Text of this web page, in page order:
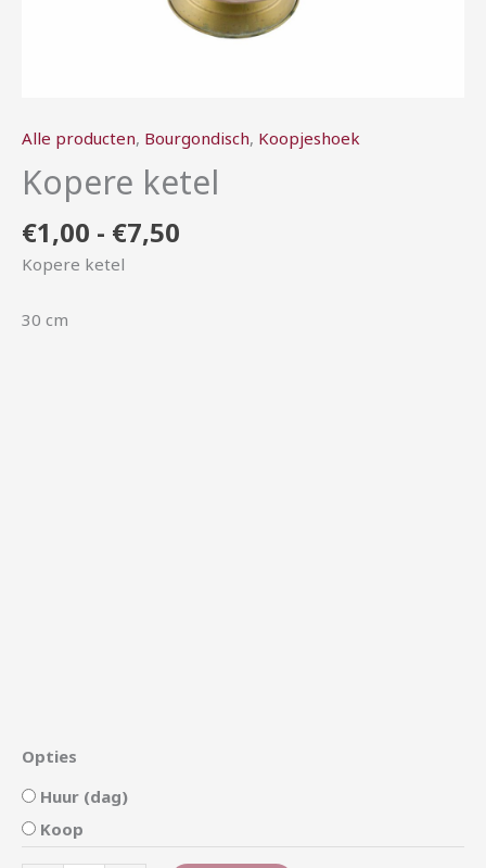
Alle producten, Bourgondisch, Koopjeshoek
Kopere ketel
€1,00 - €7,50
Kopere ketel
30 cm
Opties
Huur (dag)
Koop